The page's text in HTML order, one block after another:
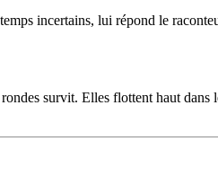
incertains, lui répond le
survit. Elles flottent haut dans